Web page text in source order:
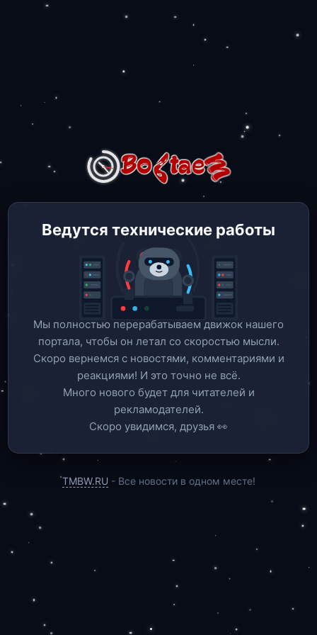
Ведутся технические работы
Мы полностью перерабатываем движок нашего
портала, чтобы он летал со скоростью мысли.
Скоро вернемся c новостями, комментариями и
реакциями! И это точно не всё.
Много нового будет для читателей и
рекламодателей.
Скоро увидимся, друзья 👀
TMBW.RU - Все новости в одном месте!